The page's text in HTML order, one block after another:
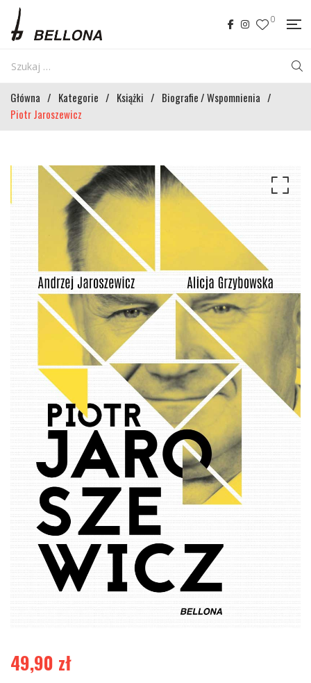
0
Główna / Kategorie / Książki / Biografie / Wspomnienia /
Piotr Jaroszewicz
49,90 zł